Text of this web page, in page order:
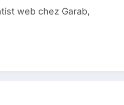
web chez Garab,